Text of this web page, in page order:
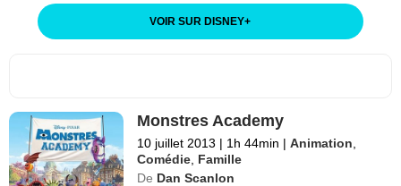
VOIR SUR DISNEY+
Monstres Academy
10 juillet 2013 | 1h 44min | Animation
Comédie Famille
De Dan Scanlon